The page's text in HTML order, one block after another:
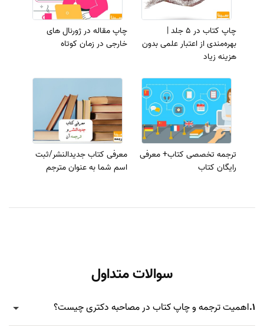
چاپ کتاب در 5 جلد |
بهره‌مندی از اعتبار علمی بدون
هزینه زیاد
چاپ مقاله در ژورنال های
خارجی در زمان کوتاه
ترجمه تخصصی کتاب+ معرفی
رایگان کتاب
معرفی کتاب جدیدالنشر/ثبت
اسم شما به‌ عنوان مترجم
سوالات متداول
1. اهمیت ترجمه و چاپ کتاب در مصاحبه دکتری چیست؟